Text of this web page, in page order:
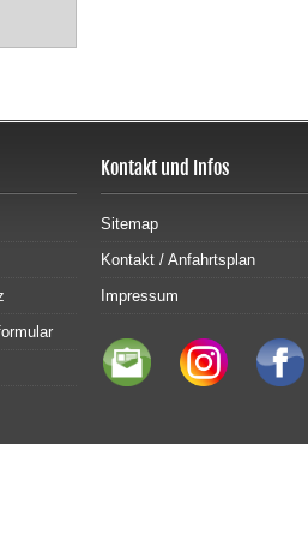
Kontakt und Infos
Sitemap
Kontakt / Anfahrtsplan
Impressum